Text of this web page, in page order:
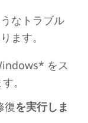
なトラブル
ます。
をス
。
復を実行しま